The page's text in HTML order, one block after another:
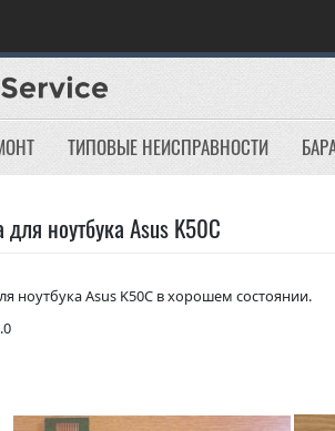
ТИПОВЫЕ НЕИСПРАВНОСТИ
ноутбука Asus K50C
ноутбука Asus K50C в хорошем состоянии.